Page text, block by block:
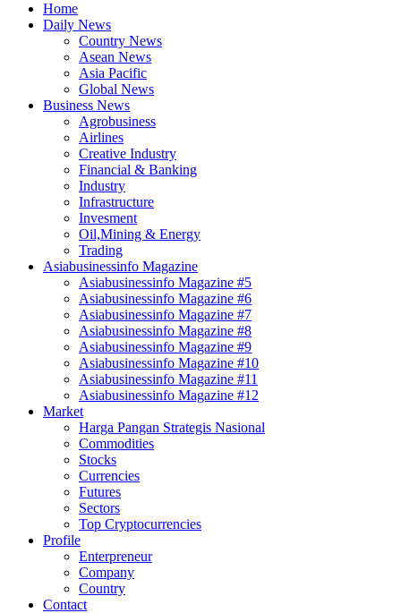
Home
Daily News
Country News
Asean News
Asia Pacific
Global News
Business News
Agrobusiness
Airlines
Creative Industry
Financial & Banking
Industry
Infrastructure
Invesment
Oil,Mining & Energy
Trading
Asiabusinessinfo Magazine
Asiabusinessinfo Magazine #5
Asiabusinessinfo Magazine #6
Asiabusinessinfo Magazine #7
Asiabusinessinfo Magazine #8
Asiabusinessinfo Magazine #9
Asiabusinessinfo Magazine #10
Asiabusinessinfo Magazine #11
Asiabusinessinfo Magazine #12
Market
Harga Pangan Strategis Nasional
Commodities
Stocks
Currencies
Futures
Sectors
Top Cryptocurrencies
Profile
Enterpreneur
Company
Country
Contact